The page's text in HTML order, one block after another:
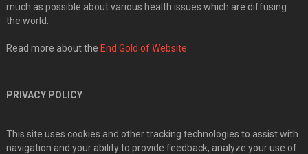
much as possible about various health issues which are diffusing
the world.
Read more about the End Gold of Website
PRIVACY POLICY
This site uses cookies and other tracking technologies to assist with
navigation and your ability to provide feedback, analyze your use of